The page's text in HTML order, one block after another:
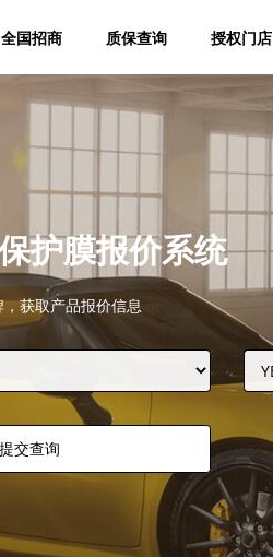
全国招商 质保查询 授权门店
护膜报价系统
获取产品报价信息
提交查询